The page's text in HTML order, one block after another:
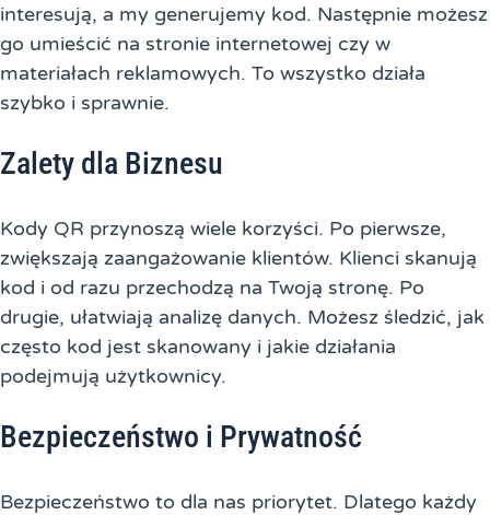
interesują, a my generujemy kod. Następnie możesz
go umieścić na stronie internetowej czy w
materiałach reklamowych. To wszystko działa
szybko i sprawnie.
Zalety dla Biznesu
Kody QR przynoszą wiele korzyści. Po pierwsze,
zwiększają zaangażowanie klientów. Klienci skanują
kod i od razu przechodzą na Twoją stronę. Po
drugie, ułatwiają analizę danych. Możesz śledzić, jak
często kod jest skanowany i jakie działania
podejmują użytkownicy.
Bezpieczeństwo i Prywatność
Bezpieczeństwo to dla nas priorytet. Dlatego każdy